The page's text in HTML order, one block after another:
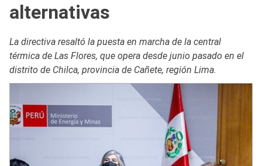
alternativas
La directiva resaltó la puesta en marcha de la central
térmica de Las Flores, que opera desde junio pasado en el
distrito de Chilca, provincia de Cañete, región Lima.